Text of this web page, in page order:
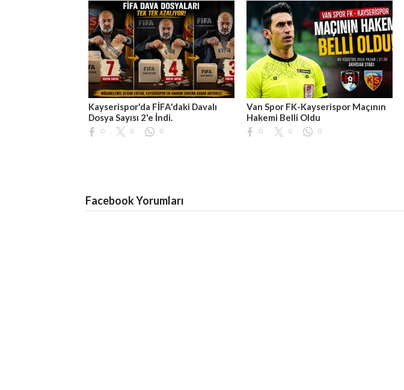
Kayserispor'da FİFA'daki Davalı
Dosya Sayısı 2'e İndi.
0 0 0
Van Spor FK-Kayserispor Maçının
Hakemi Belli Oldu
0 0 0
Facebook Yorumları